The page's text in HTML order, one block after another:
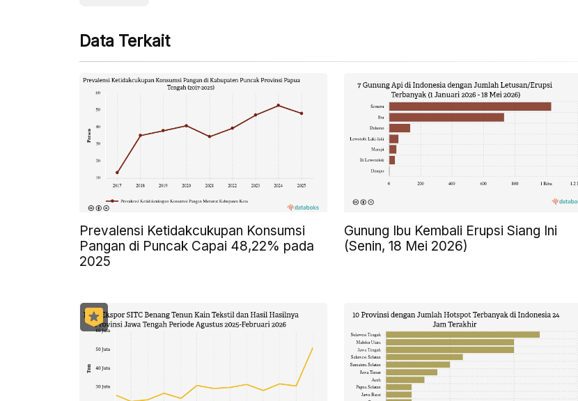
Data Terkait
Prevalensi Ketidakcukupan Konsumsi
Pangan di Puncak Capai 48,22% pada
2025
Gunung Ibu Kembali Erupsi Siang Ini
(Senin, 18 Mei 2026)